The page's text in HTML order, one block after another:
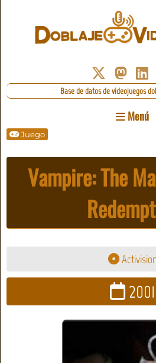
Base de datos de videojuegos
Menú
Juego
Vampire: The
Activision
2001